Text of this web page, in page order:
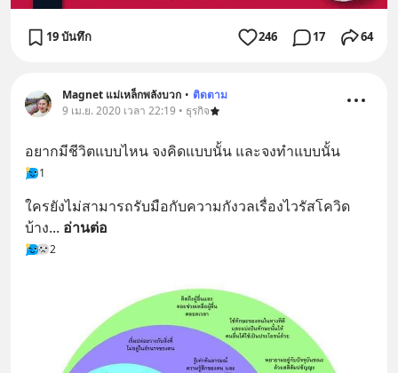
19 บันทึก 246 17 64
Magnet แม่เหล็กพลังบวก • ติดตาม
9 เม.ย. 2020 เวลา 22:19 • ธุรกิจ
อยากมีชีวิตแบบไหน จงคิดแบบนั้น และจงทำแบบนั้น
1
ใครยังไม่สามารถรับมือกับความกังวลเรื่องไวรัสโควิด
บ้าง... อ่านต่อ
2